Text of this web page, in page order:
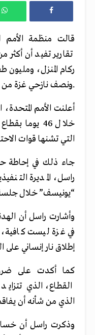
قالت منظمة الأمم
ركام المنزل، ومليون
ونصف نازحي غزة من الأطفال.
خلال 46
التي تشنها قوات
جاء ذلك في إحاطة
راسل، المديرة
“يونيسف” خلال
وأشارت راسل أن
في غزة ليست
إطلاق نار إنساني على
كما أكدت على
القطاع، الذي
الذي من شأنه أن
وذكرت راسل أن خسائر